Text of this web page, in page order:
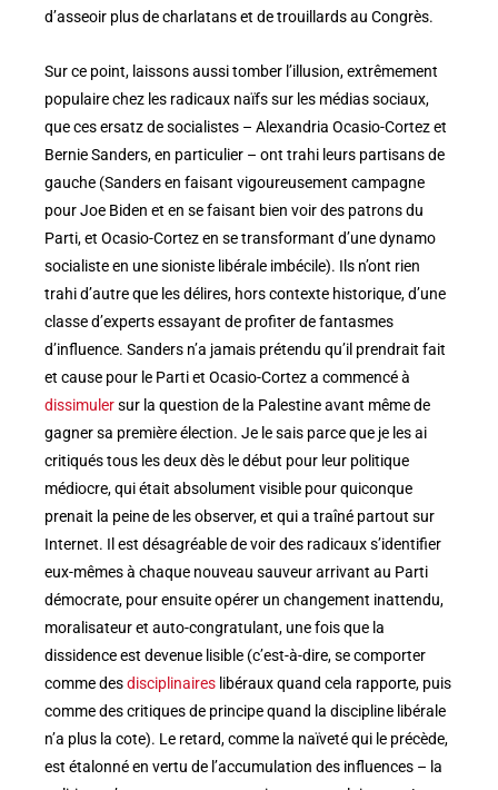
d’asseoir plus de charlatans et de trouillards au Congrès.
Sur ce point, laissons aussi tomber l’illusion, extrêmement
populaire chez les radicaux naïfs sur les médias sociaux,
que ces ersatz de socialistes – Alexandria Ocasio-Cortez et
Bernie Sanders, en particulier – ont trahi leurs partisans de
gauche (Sanders en faisant vigoureusement campagne
pour Joe Biden et en se faisant bien voir des patrons du
Parti, et Ocasio-Cortez en se transformant d’une dynamo
socialiste en une sioniste libérale imbécile). Ils n’ont rien
trahi d’autre que les délires, hors contexte historique, d’une
classe d’experts essayant de profiter de fantasmes
d’influence. Sanders n’a jamais prétendu qu’il prendrait fait
et cause pour le Parti et Ocasio-Cortez a commencé à
dissimulersur la question de la Palestine avant même de
gagner sa première élection. Je le sais parce que je les ai
critiqués tous les deux dès le début pour leur politique
médiocre, qui était absolument visible pour quiconque
prenait la peine de les observer, et qui a traîné partout sur
Internet. Il est désagréable de voir des radicaux s’identifier
eux-mêmes à chaque nouveau sauveur arrivant au Parti
démocrate, pour ensuite opérer un changement inattendu,
moralisateur et auto-congratulant, une fois que la
dissidence est devenue lisible (c’est-à-dire, se comporter
comme desdisciplinaires libéraux quand cela rapporte, puis
comme des critiques de principe quand la discipline libérale
n’a plus la cote). Le retard, comme la naïveté qui le précède,
est étalonné en vertu de l’accumulation des influences – la